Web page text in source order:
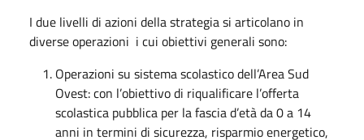
I due livelli di azioni della strategia si articolano in
diverse operazioni i cui obiettivi generali sono:
Operazioni su sistema scolastico dell’Area Sud
Ovest: con l’obiettivo di riqualificare l’offerta
scolastica pubblica per la fascia d’età da 0 a 14
anni in termini di sicurezza, risparmio energetico,